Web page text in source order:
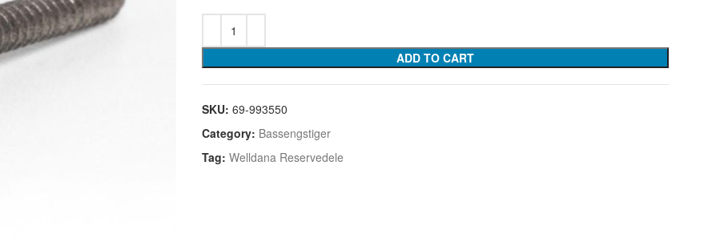
ADD TO CART
SKU: 69-993550
Category: Bassengstiger
Tag: Welldana Reservedele